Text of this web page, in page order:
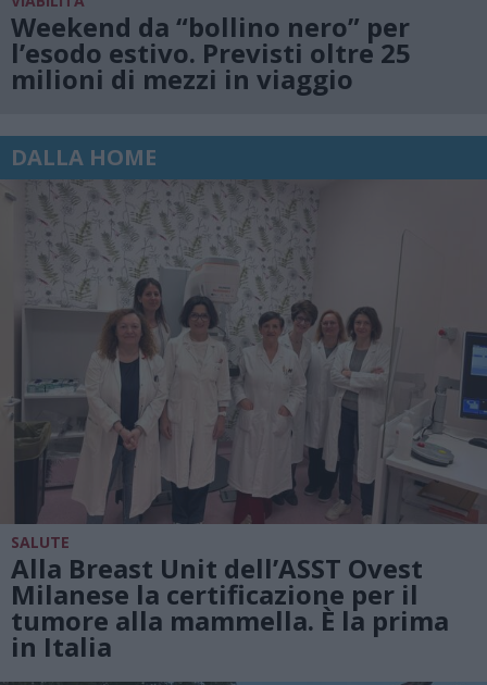
Weekend da “bollino nero” per
l’esodo estivo. Previsti oltre 25
milioni di mezzi in viaggio
DALLA HOME
SALUTE
Alla Breast Unit dell’ASST Ovest
Milanese la certificazione per il
tumore alla mammella. È la prima
in Italia